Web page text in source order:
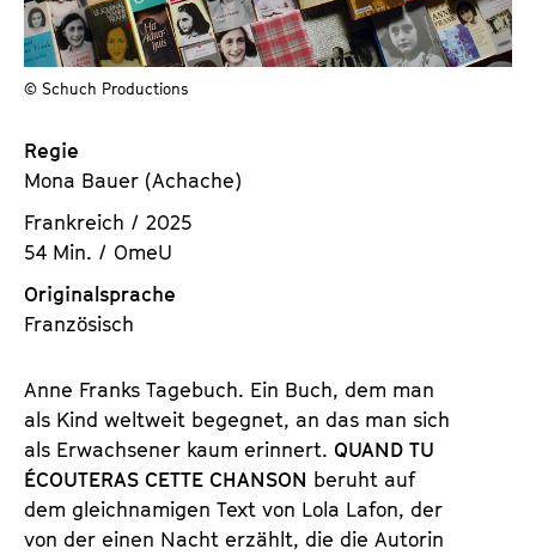
t
e
.
© Schuch Productions
Regie
Mona Bauer (Achache)
Frankreich / 2025
54 Min. / OmeU
Originalsprache
Französisch
Anne Franks Tagebuch. Ein Buch, dem man
als Kind weltweit begegnet, an das man sich
als Erwachsener kaum erinnert. QUAND TU
ÉCOUTERAS CETTE CHANSON beruht auf
dem gleichnamigen Text von Lola Lafon, der
von der einen Nacht erzählt, die die Autorin